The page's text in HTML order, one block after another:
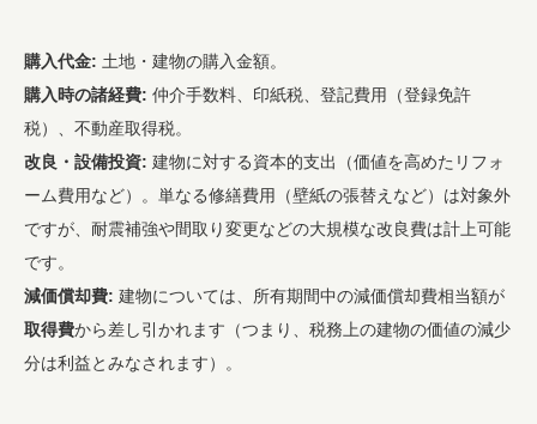
購入代金: 土地・建物の購入金額。
購入時の諸経費: 仲介手数料、印紙税、登記費用（登録免許
税）、不動産取得税。
改良・設備投資: 建物に対する資本的支出（価値を高めたリフォ
ーム費用など）。単なる修繕費用（壁紙の張替えなど）は対象外
ですが、耐震補強や間取り変更などの大規模な改良費は計上可能
です。
減価償却費: 建物については、所有期間中の減価償却費相当額が
取得費から差し引かれます（つまり、税務上の建物の価値の減少
分は利益とみなされます）。